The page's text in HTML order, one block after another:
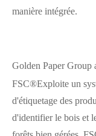
manière intégrée.
Golden Paper Group
FSC®Exploite un
d'étiquetage des
d'identifier le bois et